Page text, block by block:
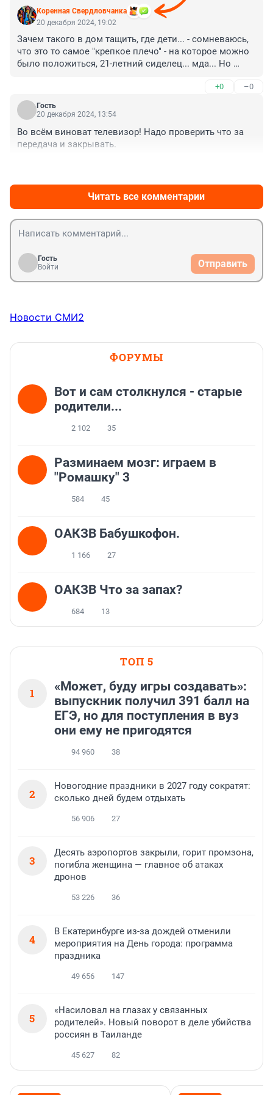
Коренная Свердловчанка
20 декабря 2024, 19:02
Зачем такого в дом тащить, где дети... - сомневаюсь,
что это то самое "крепкое плечо" - на которое можно
было положиться, 21-летний сиделец... мда... Но
+0 –0
Гость
20 декабря 2024, 13:54
Во всём виноват телевизор! Надо проверить что за
передача и закрывать.
Читать все комментарии
Гость
Войти
Отправить
Новости СМИ2
ФОРУМЫ
Вот и сам столкнулся - старые
родители...
2 102 35
Разминаем мозг: играем в
"Ромашку" 3
584 45
ОАКЗВ Бабушкофон.
1 166 27
ОАКЗВ Что за запах?
684 13
ТОП 5
1
«Может, буду игры создавать»:
выпускник получил 391 балл на
ЕГЭ, но для поступления в вуз
они ему не пригодятся
94 960 38
2
Новогодние праздники в 2027 году сократят:
сколько дней будем отдыхать
56 906 27
3
Десять аэропортов закрыли, горит промзона,
погибла женщина — главное об атаках
дронов
53 226 36
4
В Екатеринбурге из-за дождей отменили
мероприятия на День города: программа
праздника
49 656 147
5
«Насиловал на глазах у связанных
родителей». Новый поворот в деле убийства
россиян в Таиланде
45 627 82